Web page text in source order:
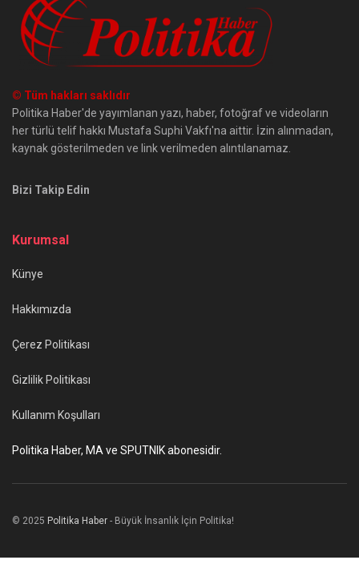
© Tüm hakları saklıdır
Politika Haber'de yayımlanan yazı, haber, fotoğraf ve videoların
her türlü telif hakkı Mustafa Suphi Vakfı'na aittir. İzin alınmadan,
kaynak gösterilmeden ve link verilmeden alıntılanamaz.
Bizi Takip Edin
Kurumsal
Künye
Hakkımızda
Çerez Politikası
Gizlilik Politikası
Kullanım Koşulları
Politika Haber, MA ve SPUTNIK abonesidir.
© 2025 Politika Haber - Büyük İnsanlık İçin Politika!